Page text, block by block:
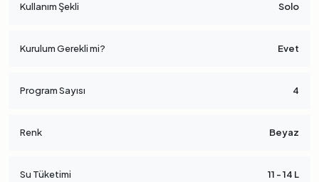
Kullanım Şekli Solo
Kurulum Gerekli mi? Evet
Program Sayısı 4
Renk Beyaz
Su Tüketimi 11 - 14 L